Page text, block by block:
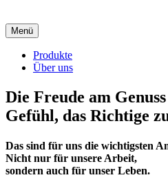
Menü
Produkte
Über uns
Die Freude am
Gefühl, das Richtige
Das sind für uns die wichtigsten
Nicht nur für unsere Arbeit,
sondern auch für unser Leben.